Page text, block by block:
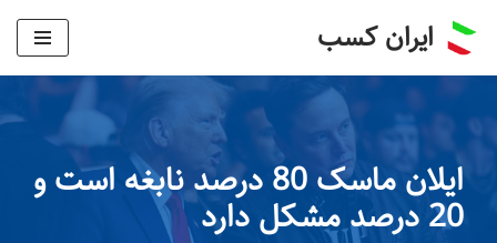
پرش
محتوا
ایران کسب
ایلان ماسک 80 درصد نابغه است و
20 درصد مشکل دارد